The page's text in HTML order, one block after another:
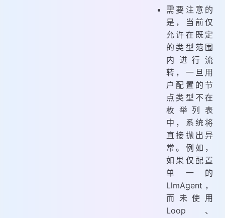
需要注意的
是，当前仅
允许在既定
的类型范围
内进行流
转，一旦用
户配置的节
点类型不在
枚举列表
中，系统将
直接抛出异
常。例如，
如果仅配置
单一的
LlmAgent，
而未使用
Loop、